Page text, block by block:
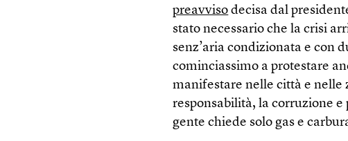
preavviso decisa dal
stato necessario che la crisi
senz’aria condizionata e con
cominciassimo a protestare
manifestare nelle città e nelle
responsabilità, la corruzione
gente chiede solo gas e